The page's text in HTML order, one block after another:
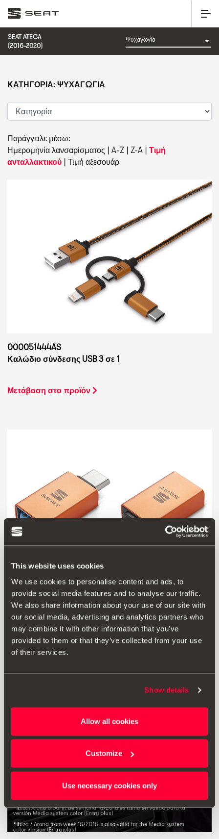
This website uses cookies
We use cookies to personalise content and ads, to
provide social media features and to analyse our traffic.
We also share information about your use of our site with
our social media, advertising and analytics partners who
may combine it with other information that you’ve
provided to them or that they’ve collected from your use
of their services.
Show details
Allow all cookies
Customize
Use necessary cookies only
SEAT ATECA
(2016-2020)
Παράγγειλε μέσω:
Ημερομηνία λανσαρίσματος | A-Z | Z-A | Τιμή
ανταλλακτικού | Τιμή αξεσουάρ
000051444AS
Καλώδιο σύνδεσης USB 3 σε 1
Μετάβαση στο προϊόν
000051444AP
Αντάπτορας USB Τύπου C
Μετάβαση στο προϊόν
ΚΑΤΗΓΟΡΊΑ: ΨΥΧΑΓΩΓΊΑ